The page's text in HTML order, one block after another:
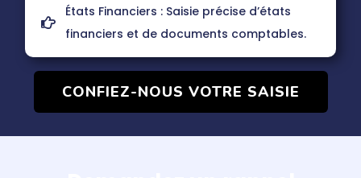
États Financiers : Saisie précise d’états
financiers et de documents comptables.
CONFIEZ-NOUS VOTRE SAISIE